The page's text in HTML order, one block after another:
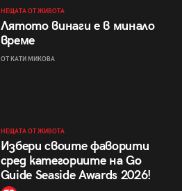
НЕЩАТА ОТ ЖИВОТА
Лятото винаги е в минало
време
ОТ КАТИ МИКОВА
НЕЩАТА ОТ ЖИВОТА
Избери своите фаворити
сред категориите на Go
Guide Seaside Awards 2026!